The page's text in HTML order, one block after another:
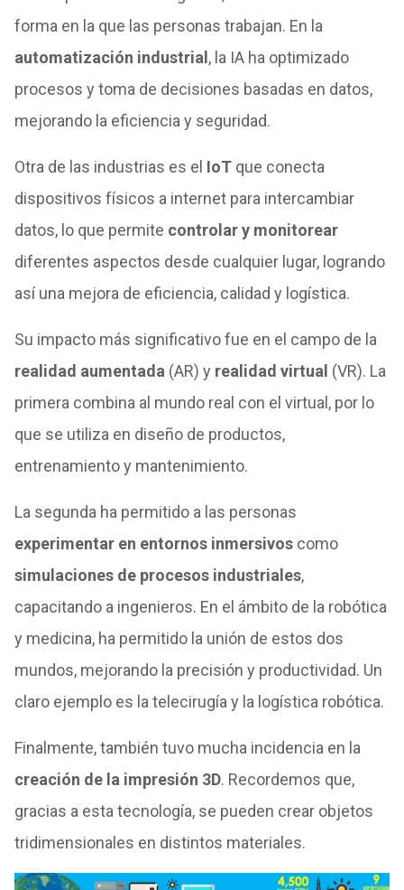
forma en la que las personas trabajan. En la
automatización industrial , la IA ha optimizado
procesos y toma de decisiones basadas en datos,
mejorando la eficiencia y seguridad.
Otra de las industrias es el IoTque conecta
dispositivos físicos a internet para intercambiar
datos, lo que permite controlar y monitorear
diferentes aspectos desde cualquier lugar, logrando
así una mejora de eficiencia, calidad y logística.
Su impacto más significativo fue en el campo de la
realidad aumentada (AR) y realidad virtual (VR). La
primera combina al mundo real con el virtual, por lo
que se utiliza en diseño de productos,
entrenamiento y mantenimiento.
La segunda ha permitido a las personas
experimentar en entornos inmersivoscomo
simulaciones de procesos industriales,
capacitando a ingenieros. En el ámbito de la robótica
y medicina, ha permitido la unión de estos dos
mundos, mejorando la precisión y productividad. Un
claro ejemplo es la telecirugía y la logística robótica.
Finalmente, también tuvo mucha incidencia en la
creación de la impresión 3D. Recordemos que,
gracias a esta tecnología, se pueden crear objetos
tridimensionales en distintos materiales.